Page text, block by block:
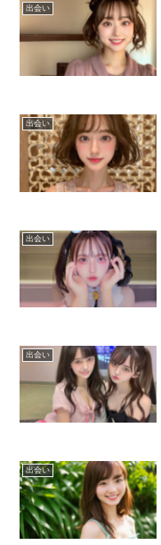
出会い
出会い
出会い
出会い
出会い